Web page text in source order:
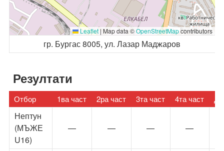
Leaflet | Map data ©OpenStreetMapcontributors
гр. Бургас 8005, ул. Лазар Маджаров
Резултати
Отбор 1ва част 2ра част 3та част 4та част
Нептун
(МЪЖЕ
U16)
— — — —